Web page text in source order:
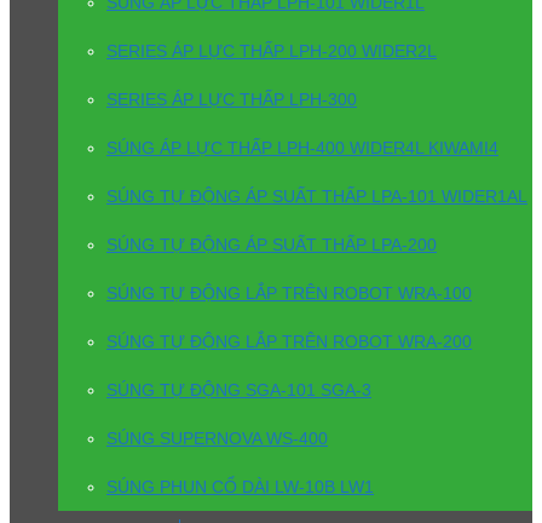
SERIES ÁP LỰC THẤP LPH-200 WIDER2L
SERIES ÁP LỰC THẤP LPH-300
SÚNG ÁP LỰC THẤP LPH-400 WIDER4L KIWAMI4
SÚNG TỰ ĐỘNG ÁP SUẤT THẤP LPA-101 WIDER1AL
SÚNG TỰ ĐỘNG ÁP SUẤT THẤP LPA-200
SÚNG TỰ ĐỘNG LẮP TRÊN ROBOT WRA-100
SÚNG TỰ ĐỘNG LẮP TRÊN ROBOT WRA-200
SÚNG TỰ ĐỘNG SGA-101 SGA-3
SÚNG SUPERNOVA WS-400
SÚNG PHUN CỔ DÀI LW-10B LW1